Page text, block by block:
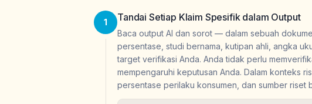
1 Tandai Setiap Klaim Spesifik dalam Output
Baca output AI dan sorot — dalam sebuah
persentase, studi bernama, kutipan ahli, angka
target verifikasi Anda. Anda tidak perlu
mempengaruhi keputusan Anda. Dalam konteks
persentase perilaku konsumen, dan sumber riset